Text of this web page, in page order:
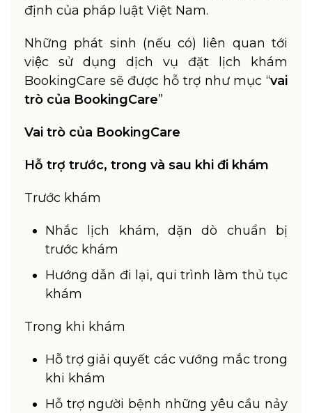
định của pháp luật Việt Nam.
Những phát sinh (nếu có) liên quan tới
việc sử dụng dịch vụ đặt lịch khám
BookingCare sẽ được hỗ trợ như mục “vai
trò của BookingCare”
Vai trò của BookingCare
Hỗ trợ trước, trong và sau khi đi khám
Trước khám
Nhắc lịch khám, dặn dò chuẩn bị
trước khám
Hướng dẫn đi lại, qui trình làm thủ tục
khám
Trong khi khám
Hỗ trợ giải quyết các vướng mắc trong
khi khám
Hỗ trợ người bệnh những yêu cầu nảy